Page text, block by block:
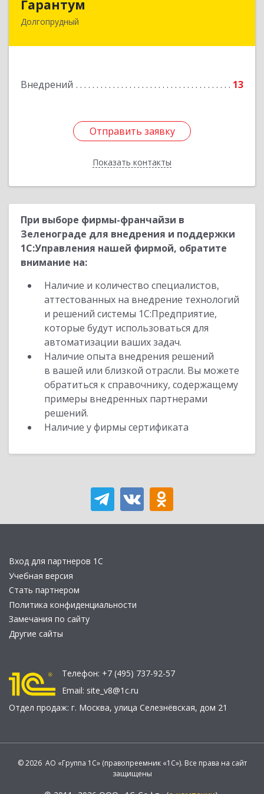
Гарантум
Долгопрудный
Внедрений 13
Отправить заявку
Показать контакты
141707, Московская обл, Долгопрудный г,
Отправить заявку
Назад
При выборе фирмы-франчайзи в
Зеленограде для внедрения и поддержки
1С:Управления нашей фирмой, обратите
внимание на:
Наличие и количество специалистов,
аттестованных на внедрение технологий
и решений системы 1С:Предприятие,
которые будут использоваться для
автоматизации ваших задач.
Наличие опыта внедрения решений
в вашей или близкой отрасли. Вы можете
обратиться к справочнику, содержащему
примеры внедренных партнерами
решений.
Наличие у фирмы сертификата
Вход для партнеров 1С
Учебная версия
Стать партнером
Политика конфиденциальности
Замечания по сайту
Другие сайты
Телефон: +7 (495) 737-92-57
Email: site_v8@1c.ru
Отдел продаж: г. Москва, улица Селезнёвская, дом 21
© 2026 АО «Группа 1С» (правопреемник «1С»). Все права на сайт
защищены